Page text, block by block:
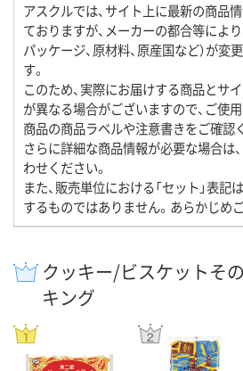
アスクルでは、サイト上に最新の商品
ておりますが、メーカーの都合等により
パッケージ、原材料、原産国など）が変
す。
このため、実際にお届けする商品とサ
が異なる場合がございますので、ご使
商品の商品ラベルや注意書きをご確認
さらに詳細な商品情報が必要な場合は
わせください。
また、販売単位における「セット」表記
するものではありません。あらかじめ
クッキー/ビスケットそ
キング